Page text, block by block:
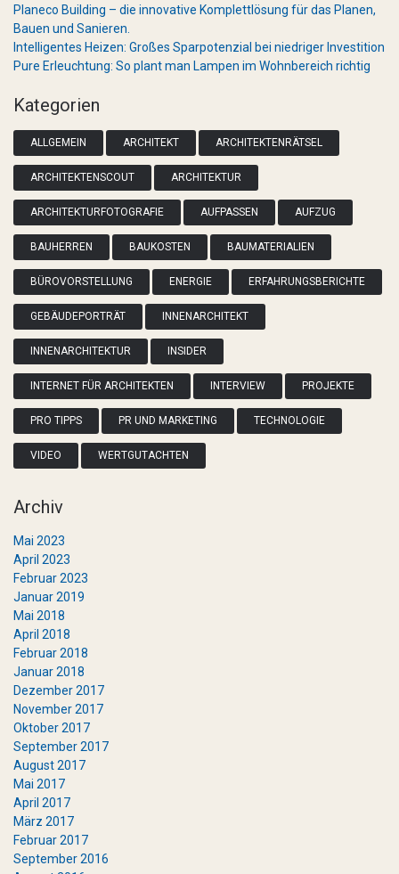
Planeco Building – die innovative Komplettlösung für das Planen,
Bauen und Sanieren.
Intelligentes Heizen: Großes Sparpotenzial bei niedriger Investition
Pure Erleuchtung: So plant man Lampen im Wohnbereich richtig
Kategorien
ALLGEMEIN ARCHITEKT ARCHITEKTENRÄTSEL
ARCHITEKTENSCOUT ARCHITEKTUR
ARCHITEKTURFOTOGRAFIE AUFPASSEN AUFZUG
BAUHERREN BAUKOSTEN BAUMATERIALIEN
BÜROVORSTELLUNG ENERGIE ERFAHRUNGSBERICHTE
GEBÄUDEPORTRÄT INNENARCHITEKT
INNENARCHITEKTUR INSIDER
INTERNET FÜR ARCHITEKTEN INTERVIEW PROJEKTE
PRO TIPPS PR UND MARKETING TECHNOLOGIE
VIDEO WERTGUTACHTEN
Archiv
Mai 2023
April 2023
Februar 2023
Januar 2019
Mai 2018
April 2018
Februar 2018
Januar 2018
Dezember 2017
November 2017
Oktober 2017
September 2017
August 2017
Mai 2017
April 2017
März 2017
Februar 2017
September 2016